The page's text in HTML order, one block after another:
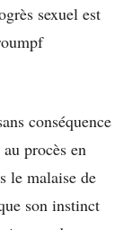
sexuel est
conséquence
procès en
le malaise de
son instinct